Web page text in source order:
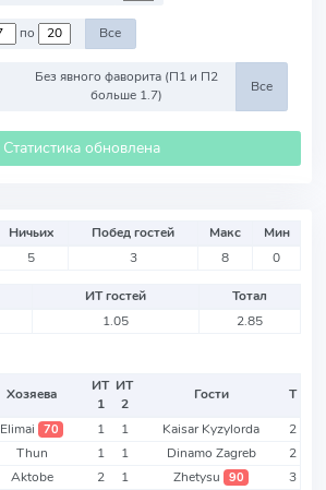
по Все
Без явного фаворита (П1 и П2
больше 1.7)
Все
Статистика обновлена
Ничьих Побед гостей Макс
Мин
5 3 8 0
ИТ гостей
Тотал
1.05 2.85
Хозяева
ИТ
1
ИТ
2
Гости Т
Elimai 70 1 1 Kaisar Kyzylorda 2
Thun 1 1 Dinamo Zagreb 2
Aktobe 2 1 Zhetysu 90 3